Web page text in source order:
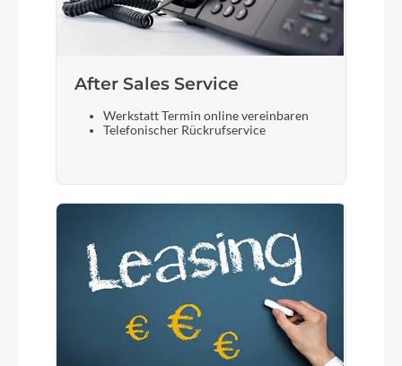
After Sales Service
Werkstatt Termin online vereinbaren
Telefonischer Rückrufservice